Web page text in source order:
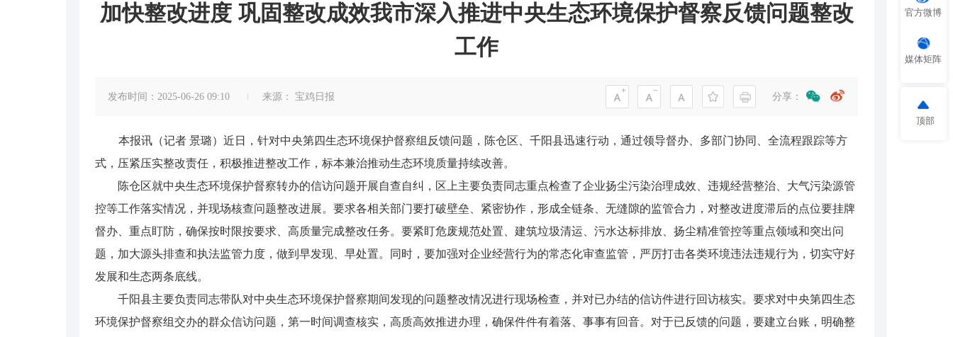
官方微博
媒体矩阵
顶部
加快整改进度 巩固整改成效我市深入推进中央生态环境保护督察反馈问题整改
工作
发布时间：2025-06-26 09:10 来源： 宝鸡日报 分享：
本报讯（记者 景璐）近日，针对中央第四生态环境保护督察组反馈问题，陈仓区、千阳县迅速行动，通过领导督办、多部门协同、全流程跟踪等方
式，压紧压实整改责任，积极推进整改工作，标本兼治推动生态环境质量持续改善。
陈仓区就中央生态环境保护督察转办的信访问题开展自查自纠，区上主要负责同志重点检查了企业扬尘污染治理成效、违规经营整治、大气污染源管
控等工作落实情况，并现场核查问题整改进展。要求各相关部门要打破壁垒、紧密协作，形成全链条、无缝隙的监管合力，对整改进度滞后的点位要挂牌
督办、重点盯防，确保按时限按要求、高质量完成整改任务。要紧盯危废规范处置、建筑垃圾清运、污水达标排放、扬尘精准管控等重点领域和突出问
题，加大源头排查和执法监管力度，做到早发现、早处置。同时，要加强对企业经营行为的常态化审查监管，严厉打击各类环境违法违规行为，切实守好
发展和生态两条底线。
千阳县主要负责同志带队对中央生态环境保护督察期间发现的问题整改情况进行现场检查，并对已办结的信访件进行回访核实。要求对中央第四生态
环境保护督察组交办的群众信访问题，第一时间调查核实，高质高效推进办理，确保件件有着落、事事有回音。对于已反馈的问题，要建立台账，明确整